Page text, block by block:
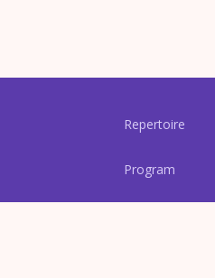
Repertoire
Program